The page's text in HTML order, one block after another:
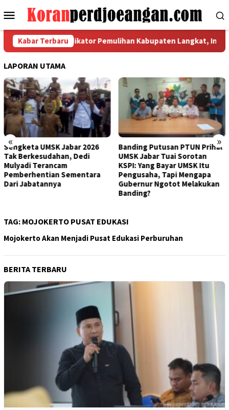
ke
Menu
Mobile
Kabar Terbaru
Koordinasi Indikator Pemulihan Kabupaten Langkat, Ini Hasil
LAPORAN UTAMA
« »
Jabar 2026
Dedi
Sementara
Banding Putusan PTUN Prihal
UMSK Jabar Tuai Sorotan
KSPI: Yang Bayar UMSK Itu
Pengusaha, Tapi Mengapa
Gubernur Ngotot Melakukan
Bertemu
Kantongi
Terkait
Bandung
TAG: MOJOKERTO PUSAT EDUKASI
Mojokerto Akan Menjadi Pusat Edukasi Perburuhan
BERITA TERBARU